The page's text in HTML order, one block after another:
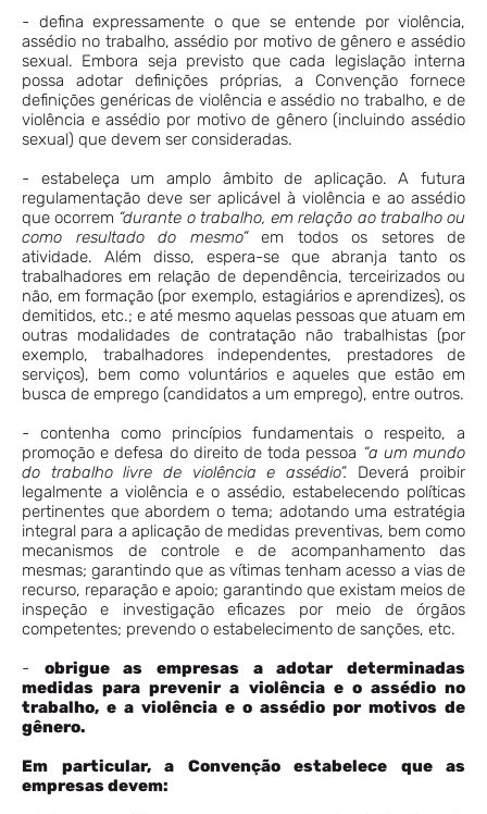
- defina expressamente o que se entende por violência,
assédio no trabalho, assédio por motivo de gênero e assédio
sexual. Embora seja previsto que cada legislação interna
possa adotar definições próprias, a Convenção fornece
definições genéricas de violência e assédio no trabalho, e de
violência e assédio por motivo de gênero (incluindo assédio
sexual) que devem ser consideradas.
- estabeleça um amplo âmbito de aplicação. A futura
regulamentação deve ser aplicável à violência e ao assédio
que ocorrem “durante o trabalho, em relação ao trabalho ou
como resultado do mesmo” em todos os setores de
atividade. Além disso, espera-se que abranja tanto os
trabalhadores em relação de dependência, terceirizados ou
não, em formação (por exemplo, estagiários e aprendizes), os
demitidos, etc.; e até mesmo aquelas pessoas que atuam em
outras modalidades de contratação não trabalhistas (por
exemplo, trabalhadores independentes, prestadores de
serviços), bem como voluntários e aqueles que estão em
busca de emprego (candidatos a um emprego), entre outros.
- contenha como princípios fundamentais o respeito, a
promoção e defesa do direito de toda pessoa “a um mundo
do trabalho livre de violência e assédio”. Deverá proibir
legalmente a violência e o assédio, estabelecendo políticas
pertinentes que abordem o tema; adotando uma estratégia
integral para a aplicação de medidas preventivas, bem como
mecanismos de controle e de acompanhamento das
mesmas; garantindo que as vítimas tenham acesso a vias de
recurso, reparação e apoio; garantindo que existam meios de
inspeção e investigação eficazes por meio de órgãos
competentes; prevendo o estabelecimento de sanções, etc.
- obrigue as empresas a adotar determinadas
medidas para prevenir a violência e o assédio no
trabalho, e a violência e o assédio por motivos de
gênero.
Em particular, a Convenção estabelece que as
empresas devem: